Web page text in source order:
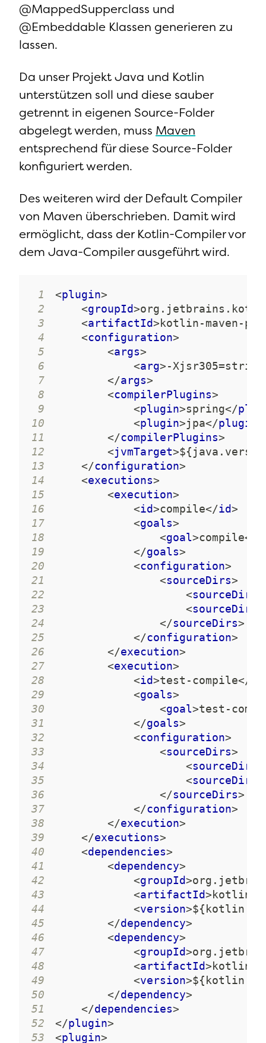
@MappedSupperclass und
@Embeddable Klassen generieren zu
lassen.
Da unser Projekt Java und Kotlin
unterstützen soll und diese sauber
getrennt in eigenen Source-Folder
abgelegt werden, muss Maven
entsprechend für diese Source-Folder
konfiguriert werden.
Des weiteren wird der Default Compiler
von Maven überschrieben. Damit wird
ermöglicht, dass der Kotlin-Compiler vor
dem Java-Compiler ausgeführt wird.
1 <plugin>
2
<groupId>
3
<artifactId>kotlin-maven-
4
<configuration>
5
<args>
6
<arg>-Xjsr305=strict
7
</args>
8
<compilerPlugins>
9
<plugin>spring</
10
<plugin>jpa</plugin
11
</compilerPlugins>
12
<jvmTarget>
13
</configuration>
14
<executions>
15
<execution>
16
<id>compile</id>
17
<goals>
18
<goal>compile</
19
</goals>
20
<configuration>
21
<sourceDirs>
22
<sourceDir
23
<sourceDir
24
</sourceDirs>
25
</configuration>
26
</execution>
27
<execution>
28
<id>test-compile</
29
<goals>
30
<goal>test-
31
</goals>
32
<configuration>
33
<sourceDirs>
34
<sourceDir
35
<sourceDir
36
</sourceDirs>
37
</configuration>
38
</execution>
39
</executions>
40
<dependencies>
41
<dependency>
42
<groupId>
43
<artifactId>kotlin-
44
<version>
45
</dependency>
46
<dependency>
47
<groupId>
48
<artifactId>kotlin-
49
<version>
50
</dependency>
51
</dependencies>
52
</plugin>
53
<plugin>